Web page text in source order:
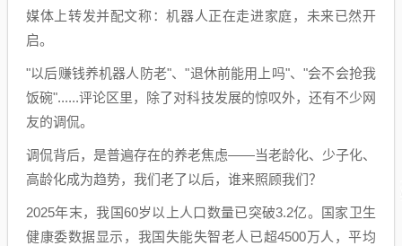
媒体上转发并配文称：机器人正在走进家庭，未来已然开
启。
"以后赚钱养机器人防老"、"退休前能用上吗"、"会不会抢我
饭碗"......评论区里，除了对科技发展的惊叹外，还有不少网
友的调侃。
调侃背后，是普遍存在的养老焦虑——当老龄化、少子化、
高龄化成为趋势，我们老了以后，谁来照顾我们？
2025年末，我国60岁以上人口数量已突破3.2亿。国家卫生
健康委数据显示，我国失能失智老人已超4500万人，平均